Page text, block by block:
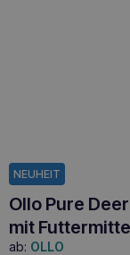
NEUHEIT
Ollo Pure
mit
ab: OLLO